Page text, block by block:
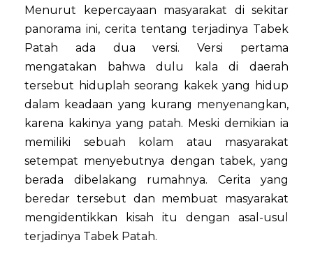
Menurut kepercayaan masyarakat di sekitar
panorama ini, cerita tentang terjadinya Tabek
Patah ada dua versi. Versi pertama
mengatakan bahwa dulu kala di daerah
tersebut hiduplah seorang kakek yang hidup
dalam keadaan yang kurang menyenangkan,
karena kakinya yang patah. Meski demikian ia
memiliki sebuah kolam atau masyarakat
setempat menyebutnya dengan tabek, yang
berada dibelakang rumahnya. Cerita yang
beredar tersebut dan membuat masyarakat
mengidentikkan kisah itu dengan asal-usul
terjadinya Tabek Patah.